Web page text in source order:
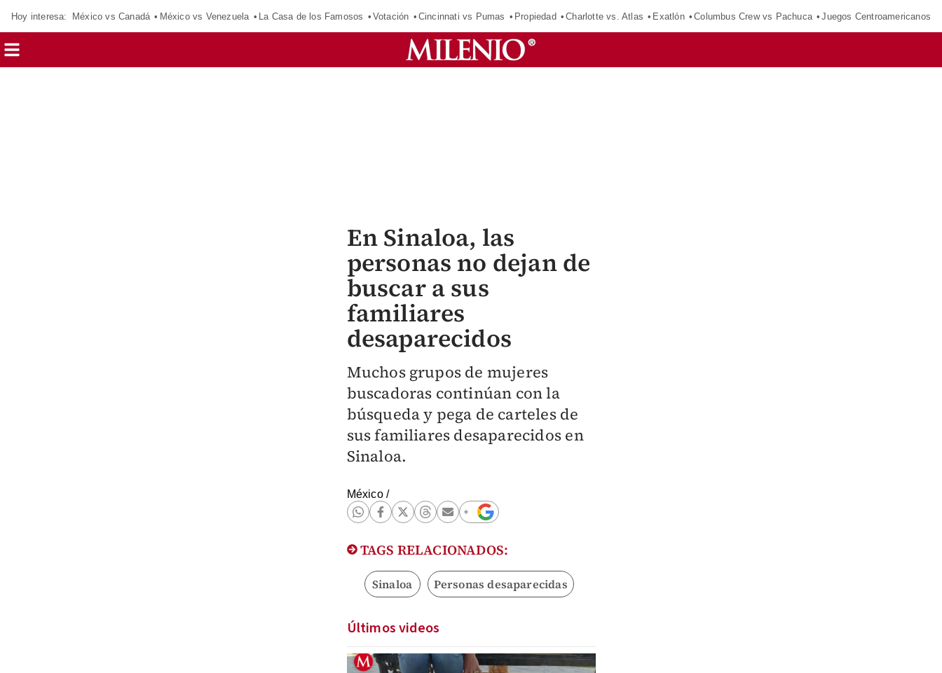
Hoy interesa: México vs Canadá México vs Venezuela La Casa de los Famosos Votación Cincinnati vs Pumas Propiedad Charlotte vs. Atlas Exatlón Columbus Crew vs Pachuca Juegos Centroamericanos
En Sinaloa, las
personas no dejan de
buscar a sus
familiares
desaparecidos
Muchos grupos de mujeres
buscadoras continúan con la
búsqueda y pega de carteles de
sus familiares desaparecidos en
Sinaloa.
México/
TAGS RELACIONADOS:
Sinaloa Personas desaparecidas
Últimos videos